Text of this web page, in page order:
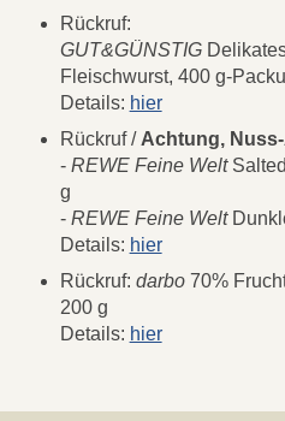
Rückruf:
GUT&GÜNSTIG
Fleischwurst, 400 g-
Details: hier
Rückruf / Achtung,
- REWE Feine Welt
g
- REWE Feine Welt
Details: hier
Rückruf: darbo70%
200 g
Details: hier